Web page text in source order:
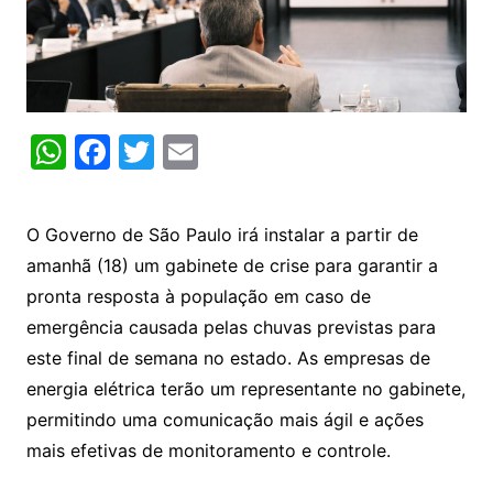
W
at
s
A
p
p
F
c
e
b
o
o
k
T
itt
er
E
ai
l
O Governo de São Paulo irá instalar a partir de
amanhã (18) um gabinete de crise para garantir a
pronta resposta à população em caso de
emergência causada pelas chuvas previstas para
este final de semana no estado. As empresas de
energia elétrica terão um representante no gabinete,
permitindo uma comunicação mais ágil e ações
mais efetivas de monitoramento e controle.